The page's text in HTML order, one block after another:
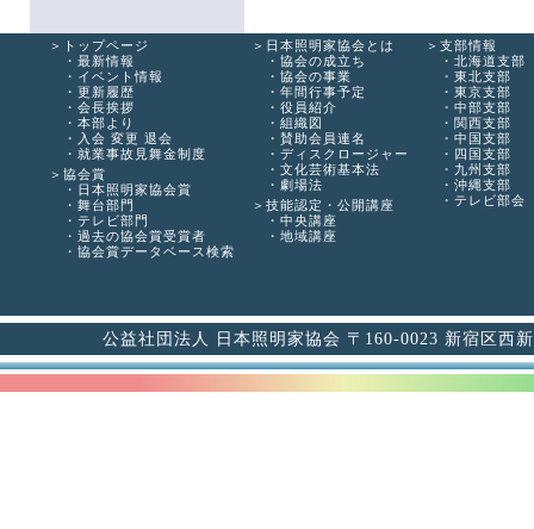
トップページ
最新情報
イベント情報
更新履歴
会長挨拶
本部より
入会 変更 退会
就業事故見舞金制度
協会賞
日本照明家協会賞
舞台部門
テレビ部門
過去の協会賞受賞者
協会賞データベース検索
日本照明家協会とは
協会の成立ち
協会の事業
年間行事予定
役員紹介
組織図
賛助会員連名
ディスクロージャー
文化芸術基本法
劇場法
技能認定・公開講座
中央講座
地域講座
支部情報
北海道支部
東北支部
東京支部
中部支部
関西支部
中国支部
四国支部
九州支部
沖縄支部
テレビ部会
公益社団法人 日本照明家協会 〒160-0023 新宿区西